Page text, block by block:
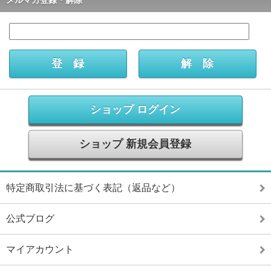
ショップ ログイン
ショップ 新規会員登録
特定商取引法に基づく表記（返品など）
公式ブログ
マイアカウント